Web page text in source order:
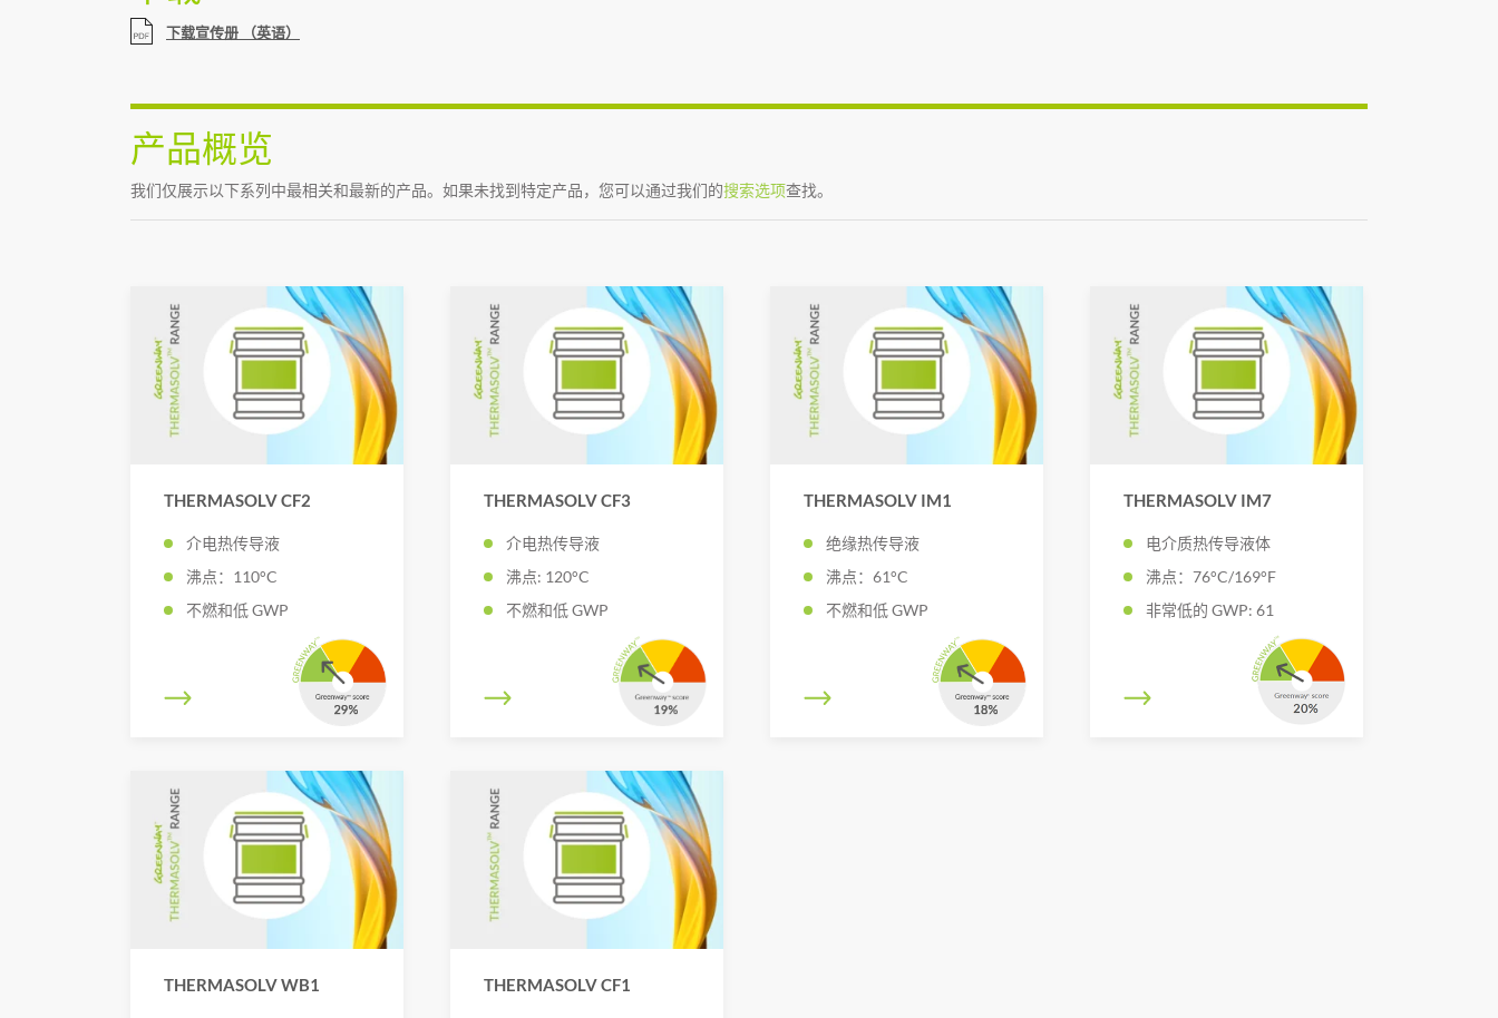
下载宣传册 （英语）
产品概览
我们仅展示以下系列中最相关和最新的产品。如果未找到特定产品，您可以通过我们的搜索选项查找。
THERMASOLV CF2
介电热传导液
沸点：110°C
不燃和低 GWP
THERMASOLV CF3
介电热传导液
沸点: 120°C
不燃和低 GWP
THERMASOLV IM1
绝缘热传导液
沸点：61°C
不燃和低 GWP
THERMASOLV IM7
电介质热传导液体
沸点：76°C/169°F
非常低的 GWP: 61
THERMASOLV WB1 THERMASOLV CF1